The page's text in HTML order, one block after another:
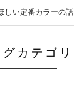
しい定番カラーの話
カテゴリ